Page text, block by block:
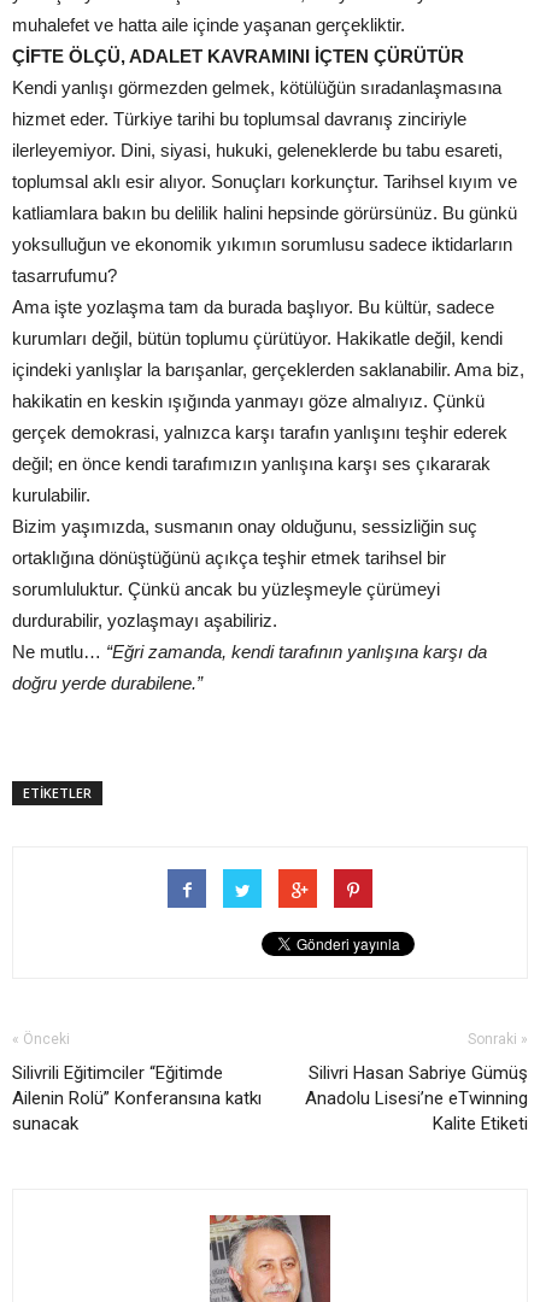
muhalefet ve hatta aile içinde yaşanan gerçekliktir.
ÇİFTE ÖLÇÜ, ADALET KAVRAMINI İÇTEN ÇÜRÜTÜR
Kendi yanlışı görmezden gelmek, kötülüğün sıradanlaşmasına
hizmet eder. Türkiye tarihi bu toplumsal davranış zinciriyle
ilerleyemiyor. Dini, siyasi, hukuki, geleneklerde bu tabu esareti,
toplumsal aklı esir alıyor. Sonuçları korkunçtur. Tarihsel kıyım ve
katliamlara bakın bu delilik halini hepsinde görürsünüz. Bu günkü
yoksulluğun ve ekonomik yıkımın sorumlusu sadece iktidarların
tasarrufumu?
Ama işte yozlaşma tam da burada başlıyor. Bu kültür, sadece
kurumları değil, bütün toplumu çürütüyor. Hakikatle değil, kendi
içindeki yanlışlar la barışanlar, gerçeklerden saklanabilir. Ama biz,
hakikatin en keskin ışığında yanmayı göze almalıyız. Çünkü
gerçek demokrasi, yalnızca karşı tarafın yanlışını teşhir ederek
değil; en önce kendi tarafımızın yanlışına karşı ses çıkararak
kurulabilir.
Bizim yaşımızda, susmanın onay olduğunu, sessizliğin suç
ortaklığına dönüştüğünü açıkça teşhir etmek tarihsel bir
sorumluluktur. Çünkü ancak bu yüzleşmeyle çürümeyi
durdurabilir, yozlaşmayı aşabiliriz.
Ne mutlu… “Eğri zamanda, kendi tarafının yanlışına karşı da
doğru yerde durabilene.”
ETİKETLER
« Önceki
Silivrili Eğitimciler “Eğitimde
Ailenin Rolü” Konferansına katkı
sunacak
Sonraki »
Silivri Hasan Sabriye Gümüş
Anadolu Lisesi’ne eTwinning
Kalite Etiketi